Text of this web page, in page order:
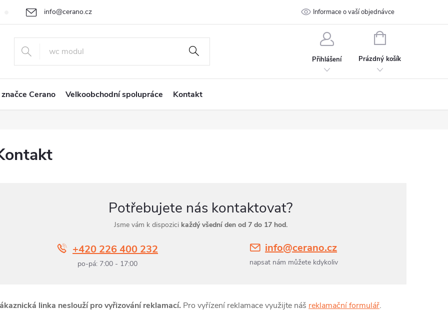
+420 226 400 232
info@cerano.cz
Cenová nabídka na míru Ochrana osobních údajů Kontakt
Informace o vaší objednávce
Přihlášení
NÁKUPNÍ
Prázdný košík
značce Cerano Velkoobchodní spolupráce Kontakt
Potřebujete nás kontaktovat?
Jsme vám k dispozici každý všední den od 7 do 17 hod.
+420 226 400 232
po-pá: 7:00 - 17:00
info@cerano.cz
napsat nám můžete kdykoliv
linka neslouží pro vyřizování reklamací. Pro vyřízení reklamace využijte náš reklamační formulář.